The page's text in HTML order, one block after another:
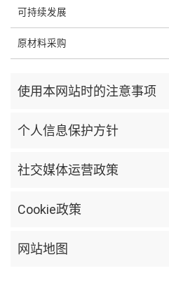
可持续发展
原材料采购
使用本网站时的注意事项
个人信息保护方针
社交媒体运营政策
Cookie政策
网站地图